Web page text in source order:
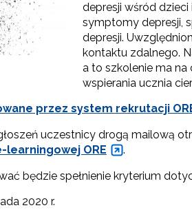
profilaktyczny szkoły"
depresji wśród dzieci
symptomy depresji,
depresji.
kontaktu zdalnego.
a to szkolenie ma na
wspierania ucznia
przez system rekrutacji
uczestnicy drogą mailową
ORE
.
będzie spełnienie kryterium
2020 r.